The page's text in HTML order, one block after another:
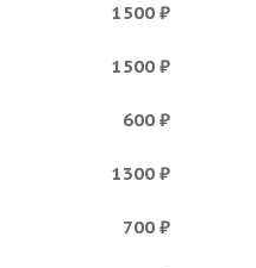
1500 ₽
1500 ₽
600 ₽
1300 ₽
700 ₽